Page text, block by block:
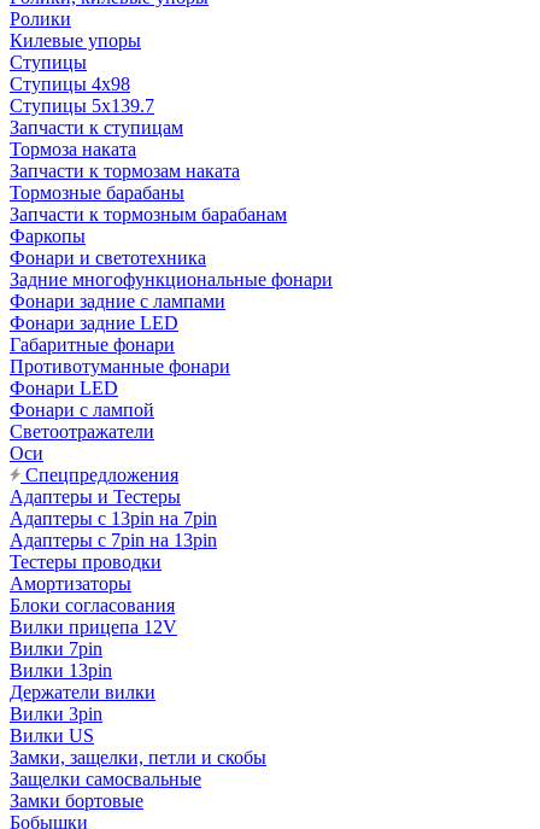
Ролики
Килевые упоры
Ступицы
Ступицы 4x98
Ступицы 5x139.7
Запчасти к ступицам
Тормоза наката
Запчасти к тормозам наката
Тормозные барабаны
Запчасти к тормозным барабанам
Фаркопы
Фонари и светотехника
Задние многофункциональные фонари
Фонари задние с лампами
Фонари задние LED
Габаритные фонари
Противотуманные фонари
Фонари LED
Фонари с лампой
Светоотражатели
Оси
Спецпредложения
Адаптеры и Тестеры
Адаптеры с 13pin на 7pin
Адаптеры с 7pin на 13pin
Тестеры проводки
Амортизаторы
Блоки согласования
Вилки прицепа 12V
Вилки 7pin
Вилки 13pin
Держатели вилки
Вилки 3pin
Вилки US
Замки, защелки, петли и скобы
Защелки самосвальные
Замки бортовые
Бобышки